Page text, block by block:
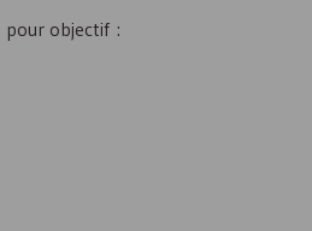
pour objectif :